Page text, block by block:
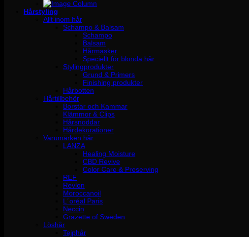
Hårstyling
Allt inom hår
Schampo & Balsam
Schampo
Balsam
Hårmasker
Speciellt för blonda hår
Stylingprodukter
Grund & Primers
Finishing produkter
Hårbotten
Hårtillbehör
Borstar och Kammar
Klämmor & Clips
Hårsnoddar
Hårdekorationer
Varumärken hår
LANZA
Healing Moisture
CBD Revive
Color Care & Preserving
REF
Revlon
Moroccanoil
L´oréal Paris
Neccin
Grazette of Sweden
Löshår
Tejphår